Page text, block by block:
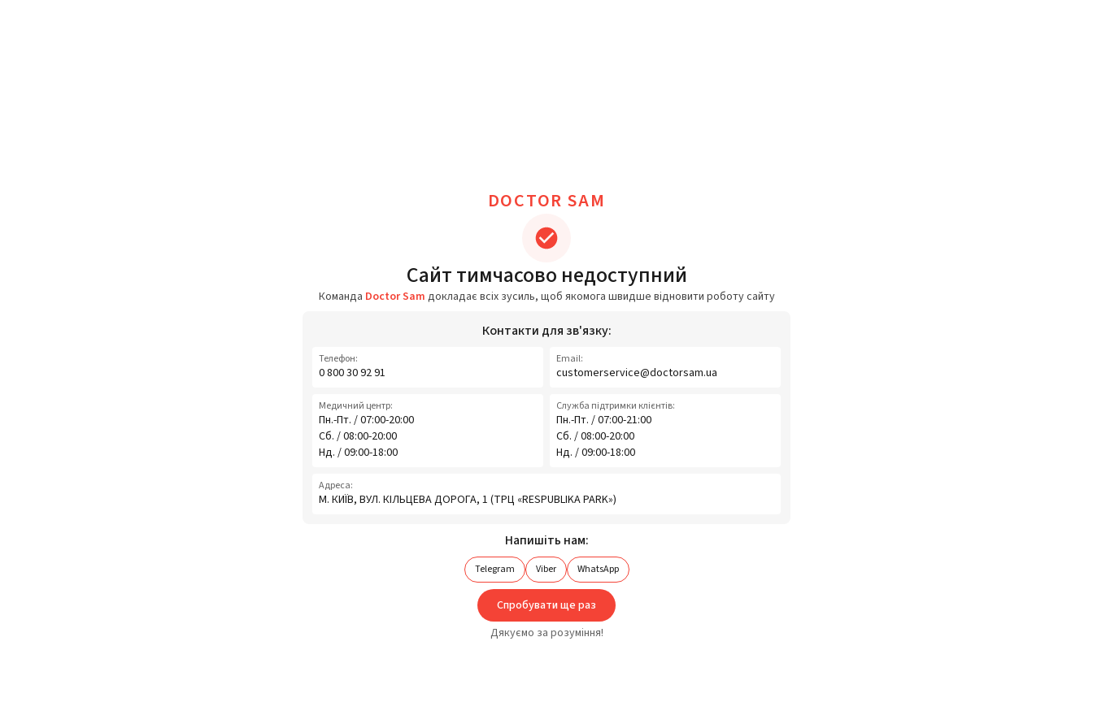
DOCTOR SAM
Сайт тимчасово недоступний
Команда Doctor Sam докладає всіх зусиль, щоб якомога швидше відновити роботу сайту
Контакти для зв'язку:
Телефон:
0 800 30 92 91
Email:
customerservice@doctorsam.ua
Медичний центр:
Пн.-Пт. / 07:00-20:00
Сб. / 08:00-20:00
Нд. / 09:00-18:00
Служба підтримки клієнтів:
Пн.-Пт. / 07:00-21:00
Сб. / 08:00-20:00
Нд. / 09:00-18:00
Адреса:
М. КИЇВ, ВУЛ. КІЛЬЦЕВА ДОРОГА, 1 (ТРЦ «RESPUBLIKA PARK»)
Напишіть нам:
Telegram Viber WhatsApp
Спробувати ще раз
Дякуємо за розуміння!